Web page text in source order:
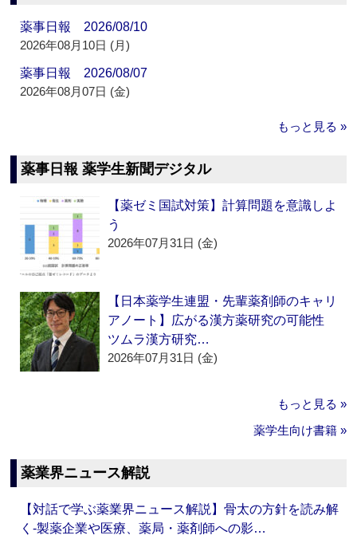
薬事日報 2026/08/10
2026年08月10日 (月)
薬事日報 2026/08/07
2026年08月07日 (金)
もっと見る »
薬事日報 薬学生新聞デジタル
【薬ゼミ国試対策】計算問題を意識しよ
う
2026年07月31日 (金)
【日本薬学生連盟・先輩薬剤師のキャリ
アノート】広がる漢方薬研究の可能性
ツムラ漢方研究…
2026年07月31日 (金)
もっと見る »
薬学生向け書籍 »
薬業界ニュース解説
【対話で学ぶ薬業界ニュース解説】骨太の方針を読み解
く‐製薬企業や医療、薬局・薬剤師への影…